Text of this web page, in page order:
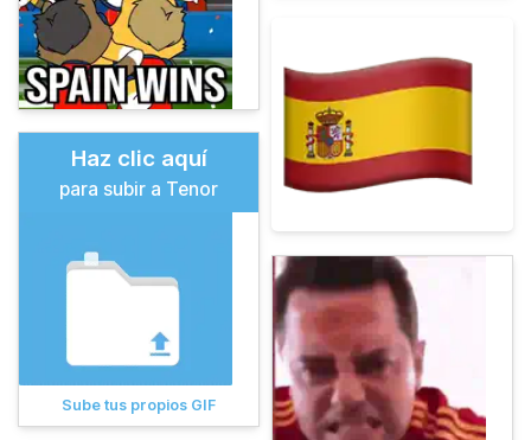
Haz clic aquí
para subir a Tenor
Sube tus propios GIF